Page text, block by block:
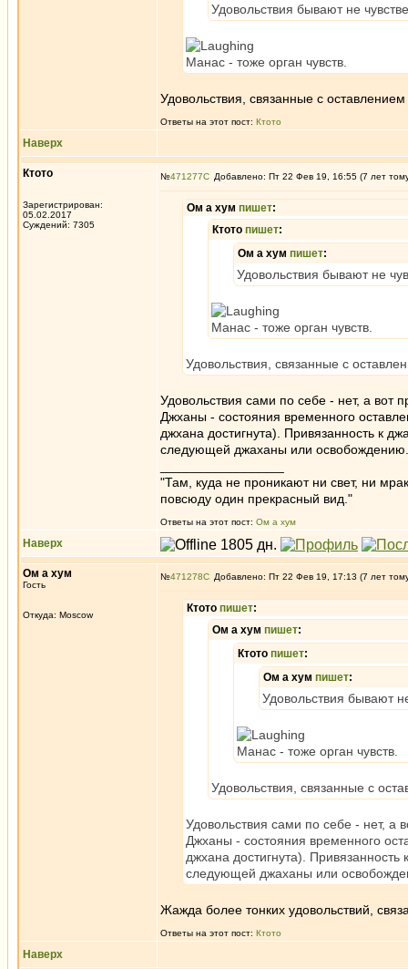
Удовольствия бывают не
Манас - тоже орган чувств.
Удовольствия, связанные с
Ответы на этот пост: Ктото
Наверх
Ктото
Зарегистрирован:
05.02.2017
Суждений: 7305
№471277 Добавлено: Пт 22 Фев 19, 16:55 (7 лет
Ом а хум пишет:
Ктото пишет:
Ом а хум пишет:
Удовольствия бывают не
Манас - тоже орган чувств.
Удовольствия, связанные с
Удовольствия сами по себе - нет, а вот
Джханы - состояния временного
джхана достигнута). Привязанность к
следующей джаханы или освобождению.
"Там, куда не проникают ни свет, ни
повсюду один прекрасный вид."
Ответы на этот пост: Ом а хум
Наверх
Ом а хум
Гость
Откуда: Moscow
№471278 Добавлено: Пт 22 Фев 19, 17:13 (7 лет
Ктото пишет:
Ом а хум пишет:
Ктото пишет:
Ом а хум пишет:
Удовольствия бывают
Манас - тоже орган чувств.
Удовольствия, связанные с
Удовольствия сами по себе - нет, а
Джханы - состояния временного
джхана достигнута).
следующей джаханы или
Жажда более тонких удовольствий,
Ответы на этот пост: Ктото
Наверх